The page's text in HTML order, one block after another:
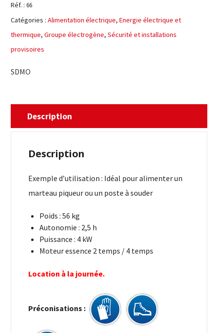
Réf. :66
Catégories :Alimentation électrique,Energie électrique et
thermique,Groupe électrogène,Sécurité et installations
provisoires
SDMO
Description
Description
Exemple d’utilisation : Idéal pour alimenter un
marteau piqueur ou un poste à souder
Poids : 56 kg
Autonomie : 2,5 h
Puissance : 4 kW
Moteur essence 2 temps / 4 temps
Location à la journée.
Préconisations :